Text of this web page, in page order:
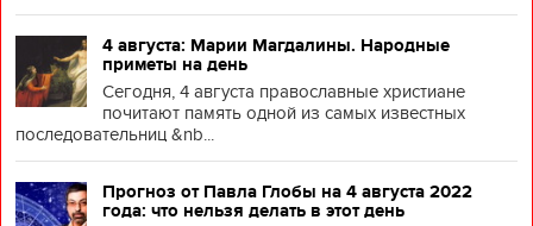
4 августа: Марии Магдалины. Народные
приметы на день
Сегодня, 4 августа православные христиане
почитают память одной из самых известных
последовательниц &nb...
Прогноз от Павла Глобы на 4 августа 2022
года: что нельзя делать в этот день